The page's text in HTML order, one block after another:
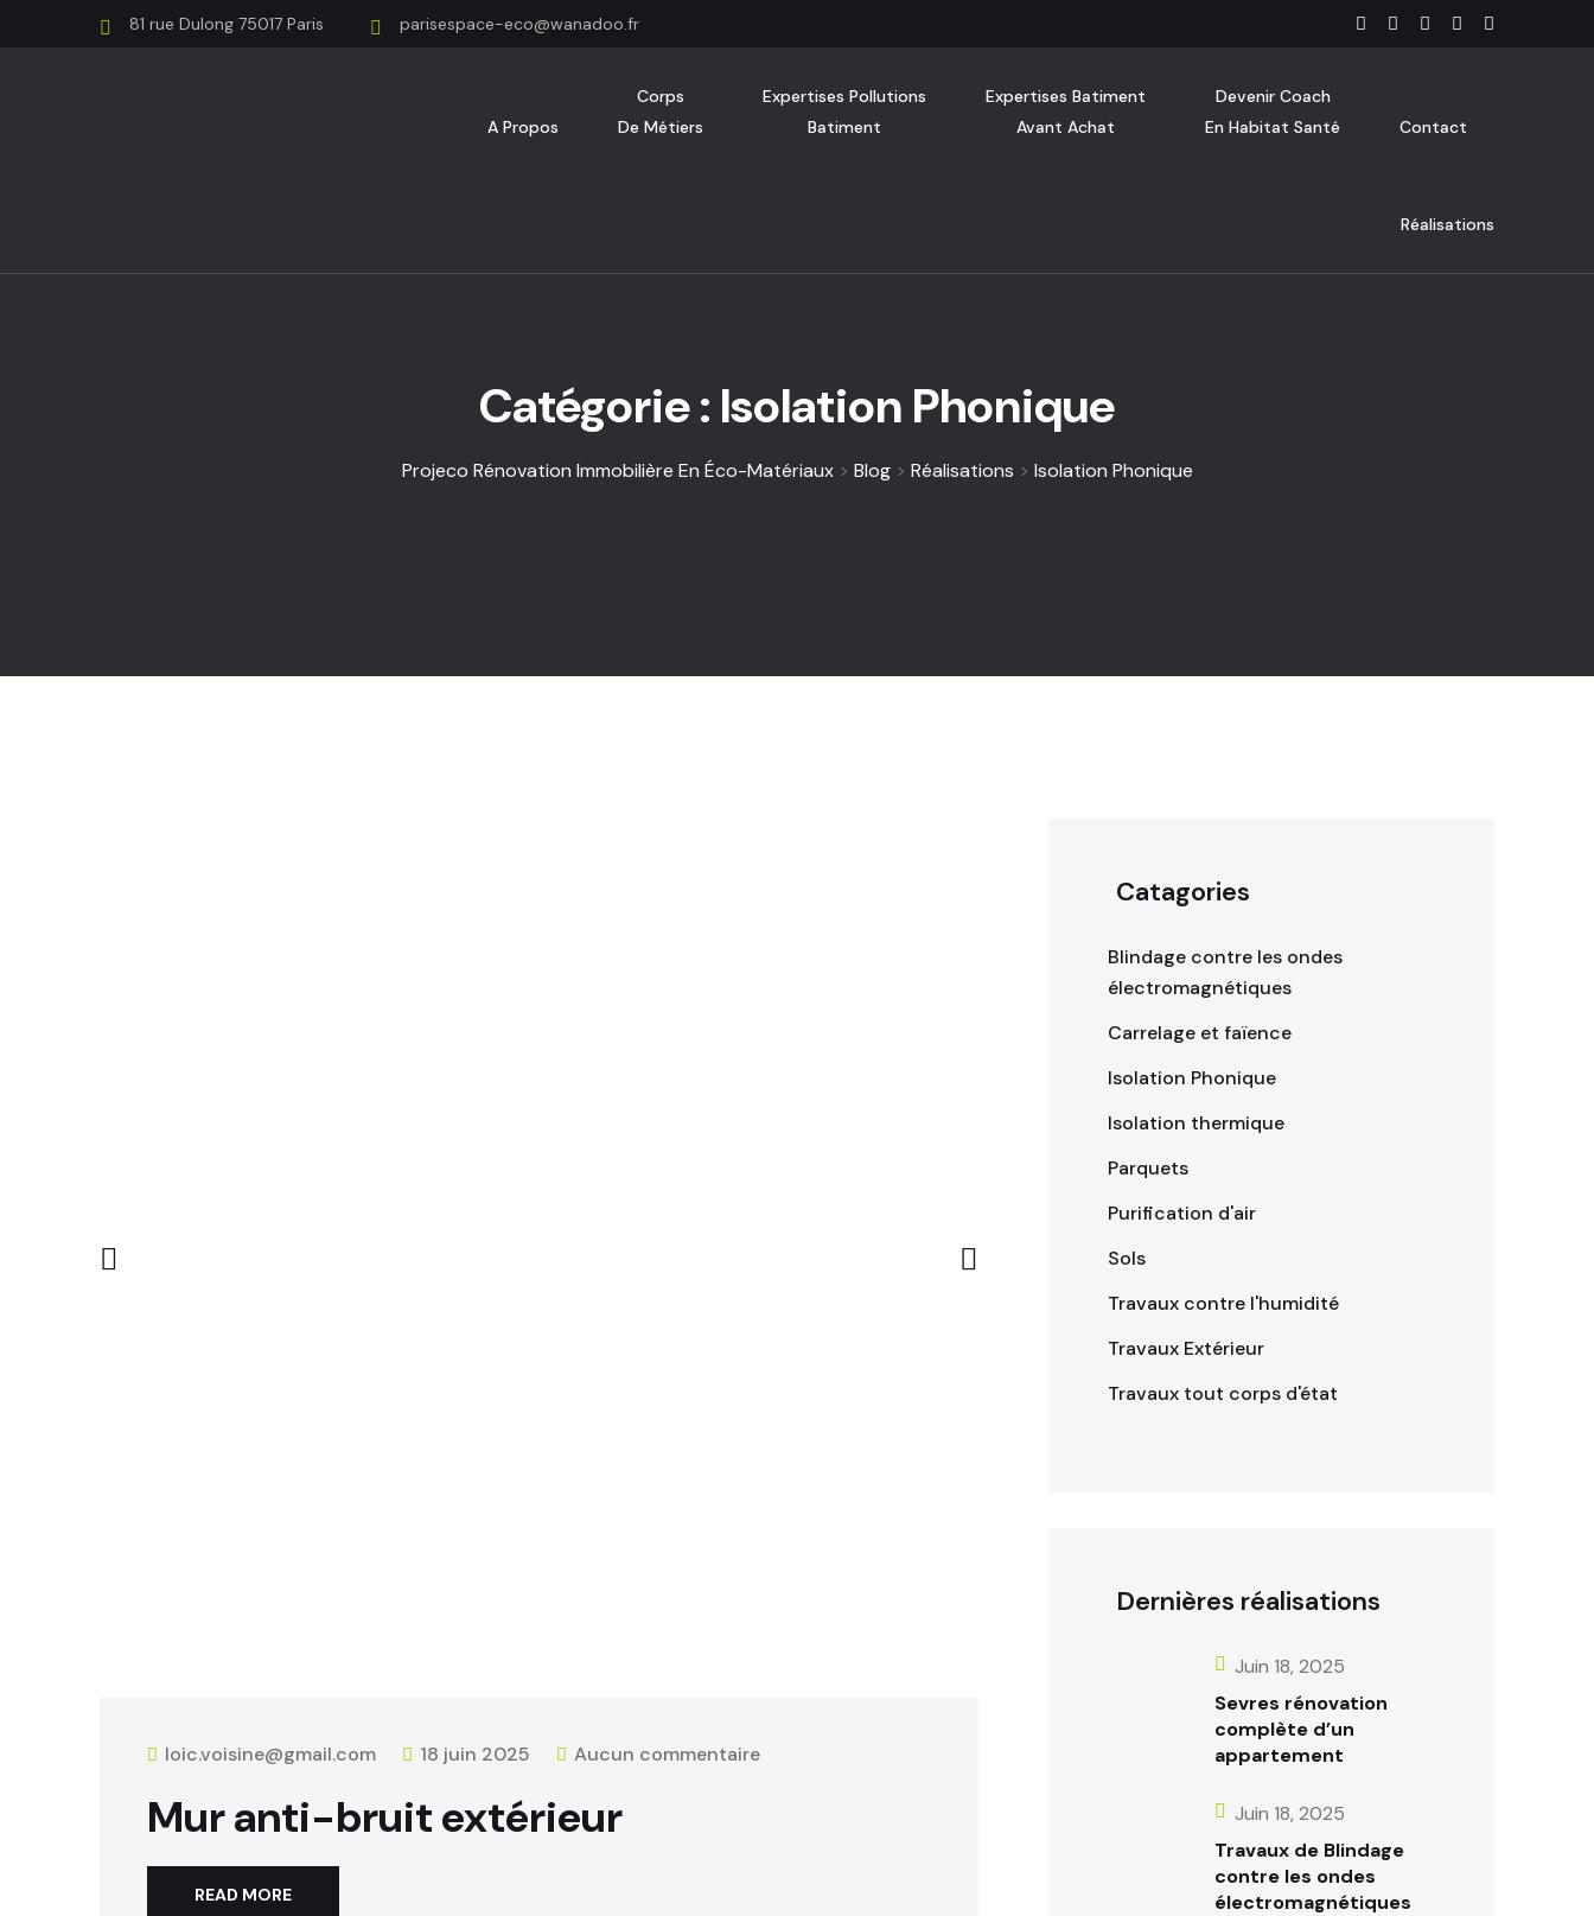
81 rue Dulong 75017 Paris parisespace-eco@wanadoo.fr
A Propos
Corps
De Métiers
Expertises Pollutions
Batiment
Expertises Batiment
Avant Achat
Devenir Coach
En Habitat Santé
Contact
Réalisations
Catégorie : Isolation Phonique
Projeco Rénovation Immobilière En Éco-Matériaux> Blog> Réalisations > Isolation Phonique
loic.voisine@gmail.com 18 juin 2025 Aucun commentaire
Mur anti-bruit extérieur
READ MORE
Catagories
Blindage contre les ondes
électromagnétiques
Carrelage et faïence
Isolation Phonique
Isolation thermique
Parquets
Purification d'air
Sols
Travaux contre l'humidité
Travaux Extérieur
Travaux tout corps d'état
Dernières réalisations
Juin 18, 2025
Sevres rénovation
complète d’un
appartement
Juin 18, 2025
Travaux de Blindage
contre les ondes
électromagnétiques